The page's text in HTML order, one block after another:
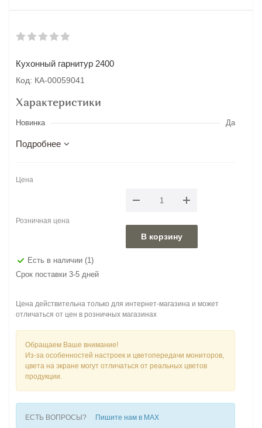
Кухонный гарнитур 2400
Код: КА-00059041
Характеристики
Новинка Да
Подробнее
Цена
Розничная цена
Есть в наличии (1)
Срок поставки 3-5 дней
В корзину
Цена действительна только для интернет-магазина и может
отличаться от цен в розничных магазинах
Обращаем Ваше внимание!
Из-за особенностей настроек и цветопередачи мониторов,
цвета на экране могут отличаться от реальных цветов
продукции.
ЕСТЬ ВОПРОСЫ? Пишите нам в MAX